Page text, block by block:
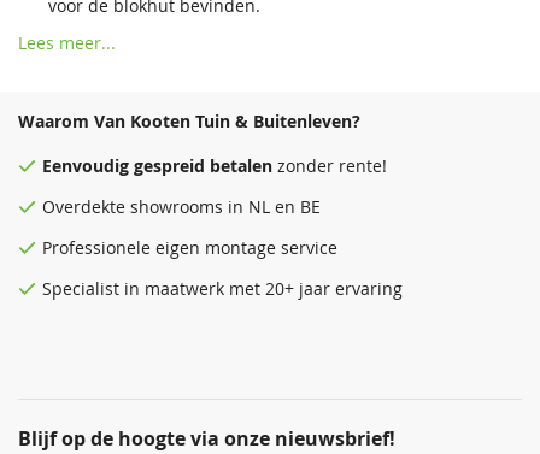
voor de blokhut bevinden.
Professioneel advies:
het precies meten en plannen van uw blokhut. Dit kan
helpen om mogelijke complicaties te vermijden en uw
Lees meer...
Blijf op de hoogte via onze nieuwsbrief!
Waarom Van Kooten Tuin & Buitenleven?
Eenvoudig gespreid betalen zonder rente!
Overdekte showrooms in NL en BE
Professionele eigen montage service
Specialist in maatwerk met 20+ jaar ervaring